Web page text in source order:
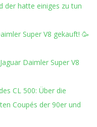
der hatte einiges zu tun
Super V8 gekauft! 🥳
Daimler Super V8
CL 500: Über die
Coupés der 90er und